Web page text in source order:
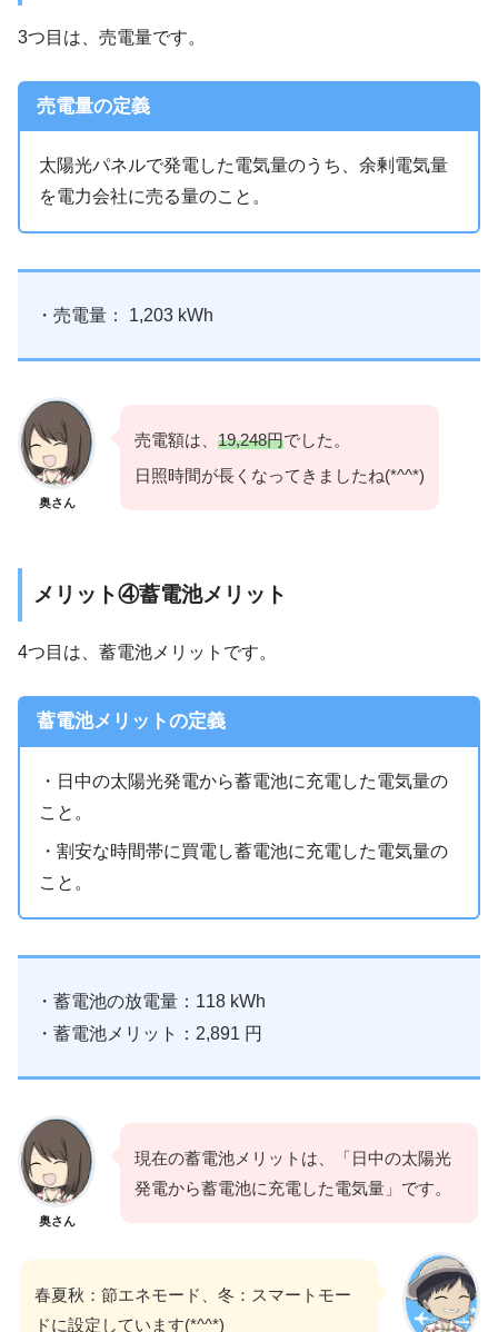
3つ目は、売電量です。
売電量の定義
太陽光パネルで発電した電気量のうち、余剰電気量
を電力会社に売る量のこと。
・売電量： 1,203 kWh
奥さん
売電額は、 19,248円でした。
日照時間が長くなってきましたね(*^^*)
メリット④蓄電池メリット
4つ目は、蓄電池メリットです。
蓄電池メリットの定義
・日中の太陽光発電から蓄電池に充電した電気量の
こと。
・割安な時間帯に買電し蓄電池に充電した電気量の
こと。
・蓄電池の放電量：118 kWh
・蓄電池メリット：2,891 円
奥さん
現在の蓄電池メリットは、「日中の太陽光
発電から蓄電池に充電した電気量」です。
春夏秋：節エネモード、冬：スマートモー
ドに設定しています(*^^*)